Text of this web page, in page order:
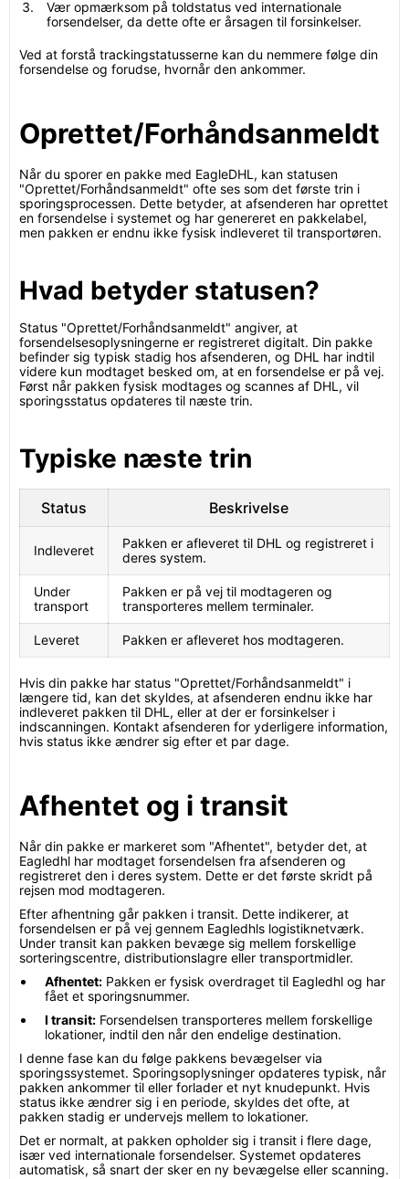
Vær opmærksom på toldstatus ved internationale
forsendelser, da dette ofte er årsagen til forsinkelser.
Ved at forstå trackingstatusserne kan du nemmere følge din
forsendelse og forudse, hvornår den ankommer.
Oprettet/Forhåndsanmeldt
Når du sporer en pakke med EagleDHL, kan statusen
"Oprettet/Forhåndsanmeldt" ofte ses som det første trin i
sporingsprocessen. Dette betyder, at afsenderen har oprettet
en forsendelse i systemet og har genereret en pakkelabel,
men pakken er endnu ikke fysisk indleveret til transportøren.
Hvad betyder statusen?
Status "Oprettet/Forhåndsanmeldt" angiver, at
forsendelsesoplysningerne er registreret digitalt. Din pakke
befinder sig typisk stadig hos afsenderen, og DHL har indtil
videre kun modtaget besked om, at en forsendelse er på vej.
Først når pakken fysisk modtages og scannes af DHL, vil
sporingsstatus opdateres til næste trin.
Typiske næste trin
Status Beskrivelse
Indleveret
Pakken er afleveret til DHL og registreret i
deres system.
Under
transport
Pakken er på vej til modtageren og
transporteres mellem terminaler.
Leveret Pakken er afleveret hos modtageren.
Hvis din pakke har status "Oprettet/Forhåndsanmeldt" i
længere tid, kan det skyldes, at afsenderen endnu ikke har
indleveret pakken til DHL, eller at der er forsinkelser i
indscanningen. Kontakt afsenderen for yderligere information,
hvis status ikke ændrer sig efter et par dage.
Afhentet og i transit
Når din pakke er markeret som "Afhentet", betyder det, at
Eagledhl har modtaget forsendelsen fra afsenderen og
registreret den i deres system. Dette er det første skridt på
rejsen mod modtageren.
Efter afhentning går pakken i transit. Dette indikerer, at
forsendelsen er på vej gennem Eagledhls logistiknetværk.
Under transit kan pakken bevæge sig mellem forskellige
sorteringscentre, distributionslagre eller transportmidler.
Afhentet: Pakken er fysisk overdraget til Eagledhl og har
fået et sporingsnummer.
I transit: Forsendelsen transporteres mellem forskellige
lokationer, indtil den når den endelige destination.
I denne fase kan du følge pakkens bevægelser via
sporingssystemet. Sporingsoplysninger opdateres typisk, når
pakken ankommer til eller forlader et nyt knudepunkt. Hvis
status ikke ændrer sig i en periode, skyldes det ofte, at
pakken stadig er undervejs mellem to lokationer.
Det er normalt, at pakken opholder sig i transit i flere dage,
især ved internationale forsendelser. Systemet opdateres
automatisk, så snart der sker en ny bevægelse eller scanning.